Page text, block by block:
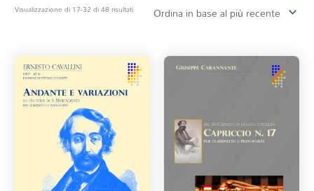
Clarinetto basso
Composizioni originali
Natale
QR base
QR esecuzione
Trascrizioni e Arrangiamenti
AZZERA
Visualizzazione di 17-32 di 48 risultatiOrdina
in